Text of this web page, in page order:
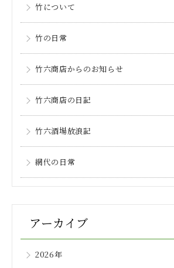
竹について
竹の日常
竹六商店からのお知らせ
竹六商店の日記
竹六酒場放浪記
網代の日常
アーカイブ
2026年